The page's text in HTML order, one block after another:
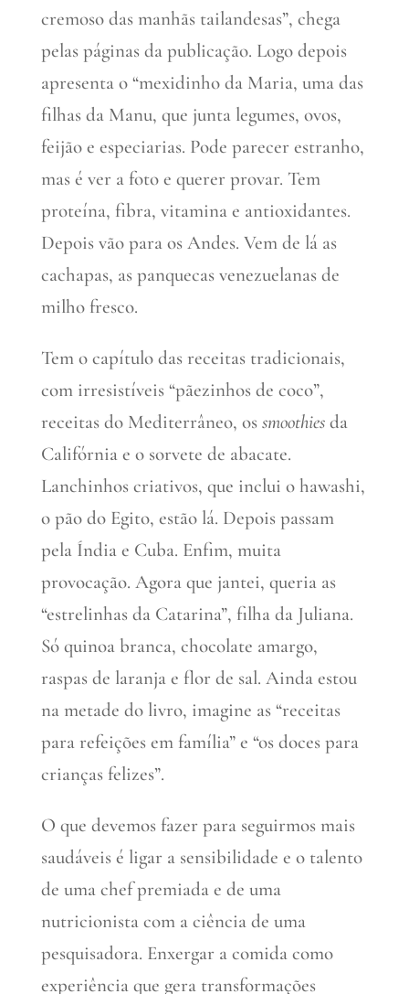
cremoso das manhãs tailandesas”, chega
pelas páginas da publicação. Logo depois
apresenta o “mexidinho da Maria, uma das
filhas da Manu, que junta legumes, ovos,
feijão e especiarias. Pode parecer estranho,
mas é ver a foto e querer provar. Tem
proteína, fibra, vitamina e antioxidantes.
Depois vão para os Andes. Vem de lá as
cachapas, as panquecas venezuelanas de
milho fresco.
Tem o capítulo das receitas tradicionais,
com irresistíveis “pãezinhos de coco”,
receitas do Mediterrâneo, os smoothies da
Califórnia e o sorvete de abacate.
Lanchinhos criativos, que inclui o hawashi,
o pão do Egito, estão lá. Depois passam
pela Índia e Cuba. Enfim, muita
provocação. Agora que jantei, queria as
“estrelinhas da Catarina”, filha da Juliana.
Só quinoa branca, chocolate amargo,
raspas de laranja e flor de sal. Ainda estou
na metade do livro, imagine as “receitas
para refeições em família” e “os doces para
crianças felizes”.
O que devemos fazer para seguirmos mais
saudáveis é ligar a sensibilidade e o talento
de uma chef premiada e de uma
nutricionista com a ciência de uma
pesquisadora. Enxergar a comida como
experiência que gera transformações